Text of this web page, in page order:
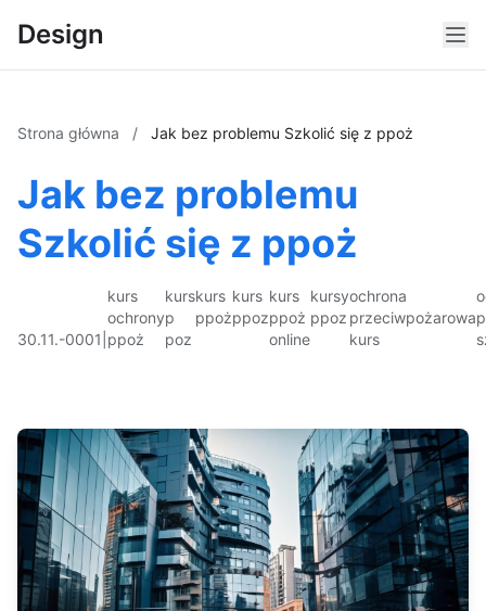
Design
Strona główna / Jak bez problemu Szkolić się z ppoż
Jak bez problemu
Szkolić się z ppoż
30.11.-0001
kurs
ochrony
ppoż
kurs
p
poz
kurs
ppoż
kurs
ppoz
kurs
ppoż
online
kursy
ppoz
ochrona
przeciwpożarowa
kurs